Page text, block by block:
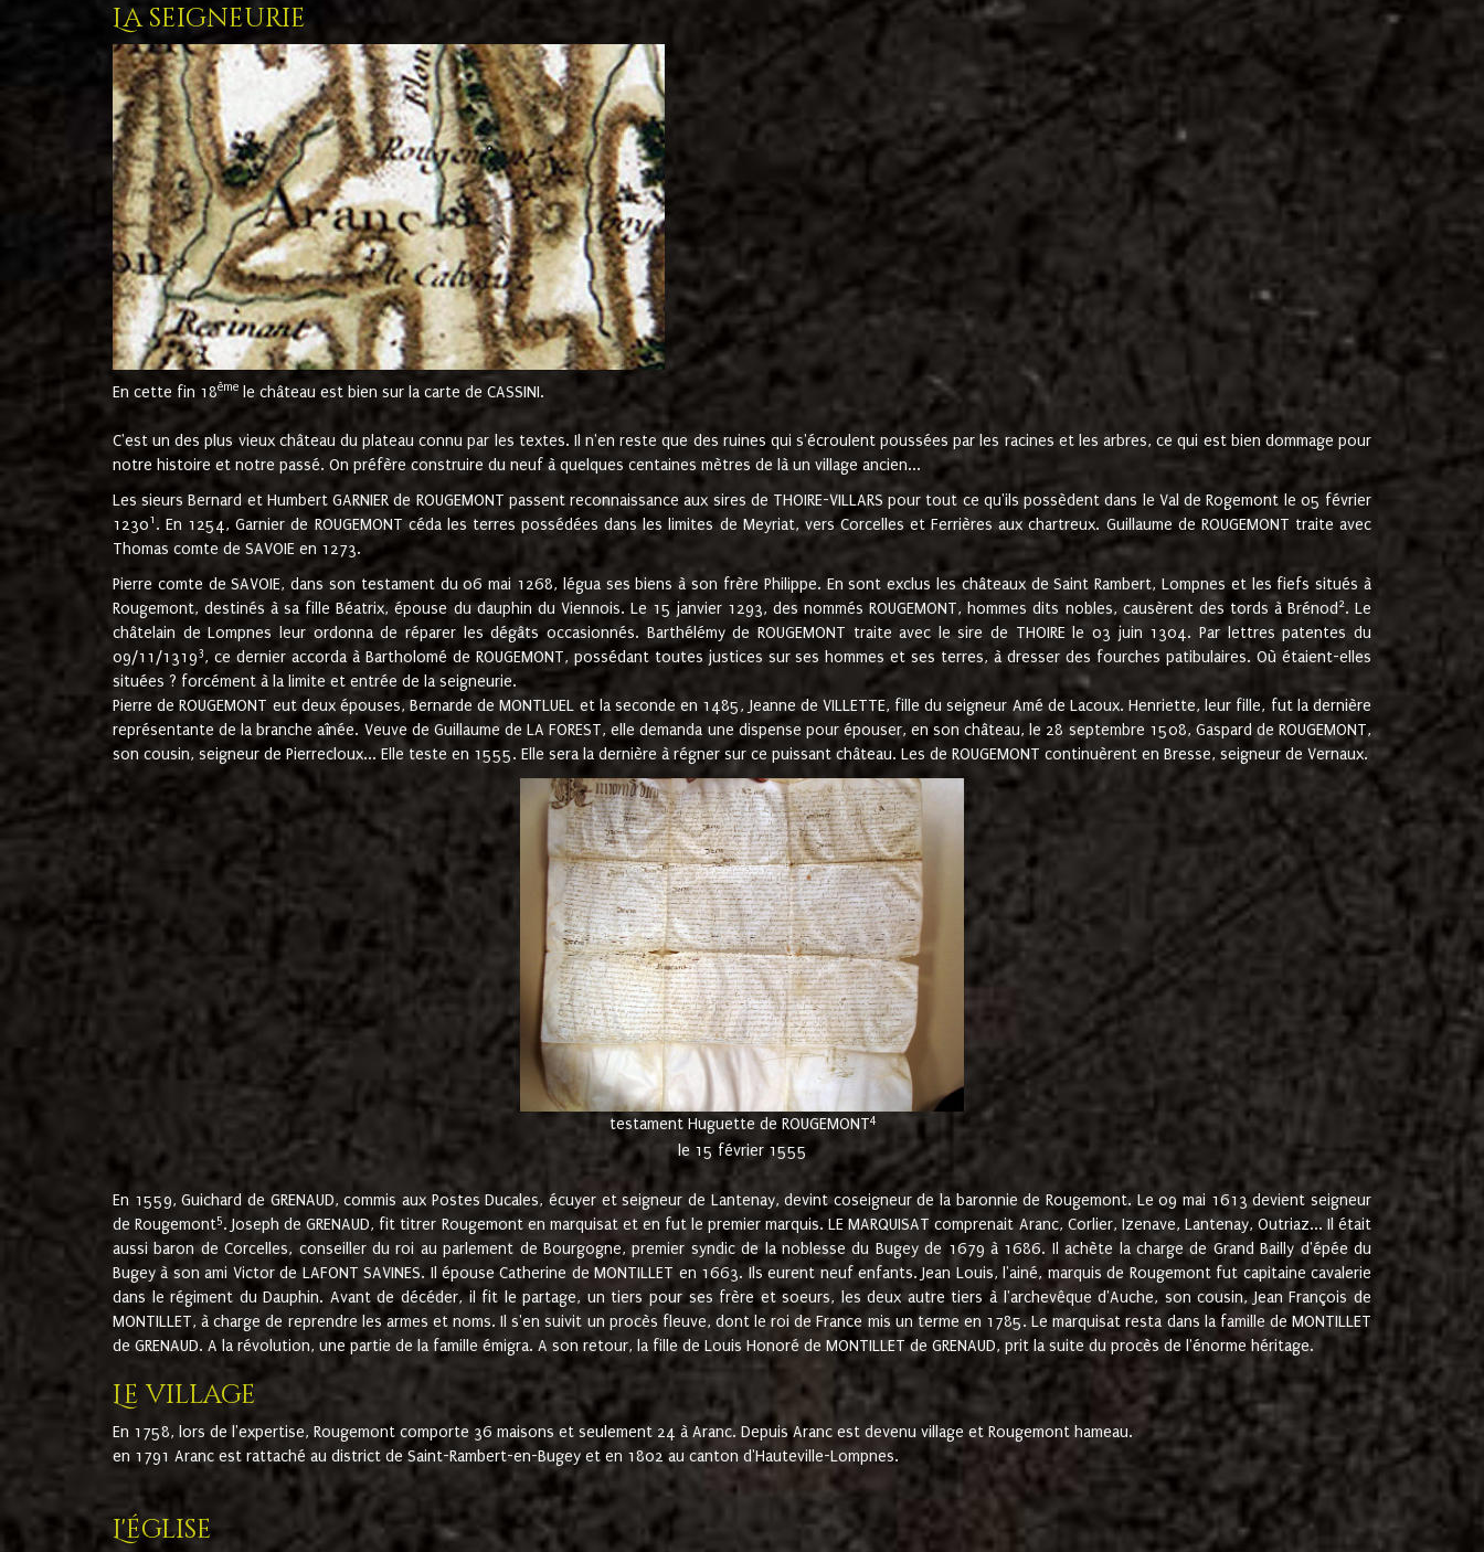
La seigneurie
En cette fin 18ème le château est bien sur la carte de CASSINI.
C'est un des plus vieux château du plateau connu par les textes. Il n'en reste que des ruines qui s'écroulent poussées par les racines et les arbres, ce qui est bien dommage pour
notre histoire et notre passé. On préfère construire du neuf à quelques centaines mètres de là un village ancien...
Les sieurs Bernard et Humbert GARNIER de ROUGEMONT passent reconnaissance aux sires de THOIRE-VILLARS pour tout ce qu'ils possèdent dans le Val de Rogemont le 05 février
12301 . En 1254, Garnier de ROUGEMONT céda les terres possédées dans les limites de Meyriat, vers Corcelles et Ferrières aux chartreux. Guillaume de ROUGEMONT traite avec
Thomas comte de SAVOIE en 1273.
Pierre comte de SAVOIE, dans son testament du 06 mai 1268, légua ses biens à son frère Philippe. En sont exclus les châteaux de Saint Rambert, Lompnes et les fiefs situés à
Rougemont, destinés à sa fille Béatrix, épouse du dauphin du Viennois. Le 15 janvier 1293, des nommés ROUGEMONT, hommes dits nobles, causèrent des tords à Brénod 2. Le
châtelain de Lompnes leur ordonna de réparer les dégâts occasionnés. Barthélémy de ROUGEMONT traite avec le sire de THOIRE le 03 juin 1304. Par lettres patentes du
09/11/13193, ce dernier accorda à Bartholomé de ROUGEMONT, possédant toutes justices sur ses hommes et ses terres, à dresser des fourches patibulaires. Où étaient-elles
situées ? forcément à la limite et entrée de la seigneurie.
Pierre de ROUGEMONT eut deux épouses, Bernarde de MONTLUEL et la seconde en 1485, Jeanne de VILLETTE, fille du seigneur Amé de Lacoux. Henriette, leur fille, fut la dernière
représentante de la branche aînée. Veuve de Guillaume de LA FOREST, elle demanda une dispense pour épouser, en son château, le 28 septembre 1508, Gaspard de ROUGEMONT,
son cousin, seigneur de Pierrecloux... Elle teste en 1555. Elle sera la dernière à régner sur ce puissant château. Les de ROUGEMONT continuèrent en Bresse, seigneur de Vernaux.
testament Huguette de ROUGEMONT4
le 15 février 1555
En 1559, Guichard de GRENAUD, commis aux Postes Ducales, écuyer et seigneur de Lantenay, devint coseigneur de la baronnie de Rougemont. Le 09 mai 1613 devient seigneur
de Rougemont5. Joseph de GRENAUD, fit titrer Rougemont en marquisat et en fut le premier marquis. LE MARQUISAT comprenait Aranc, Corlier, Izenave, Lantenay, Outriaz... Il était
aussi baron de Corcelles, conseiller du roi au parlement de Bourgogne, premier syndic de la noblesse du Bugey de 1679 à 1686. Il achète la charge de Grand Bailly d'épée du
Bugey à son ami Victor de LAFONT SAVINES. Il épouse Catherine de MONTILLET en 1663. Ils eurent neuf enfants. Jean Louis, l'ainé, marquis de Rougemont fut capitaine cavalerie
dans le régiment du Dauphin. Avant de décéder, il fit le partage, un tiers pour ses frère et soeurs, les deux autre tiers à l'archevêque d'Auche, son cousin, Jean François de
MONTILLET, à charge de reprendre les armes et noms. Il s'en suivit un procès fleuve, dont le roi de France mis un terme en 1785. Le marquisat resta dans la famille de MONTILLET
de GRENAUD. A la révolution, une partie de la famille émigra. A son retour, la fille de Louis Honoré de MONTILLET de GRENAUD, prit la suite du procès de l'énorme héritage.
Le village
En 1758, lors de l'expertise, Rougemont comporte 36 maisons et seulement 24 à Aranc. Depuis Aranc est devenu village et Rougemont hameau.
en 1791 Aranc est rattaché au district de Saint-Rambert-en-Bugey et en 1802 au canton d'Hauteville-Lompnes.
L'église